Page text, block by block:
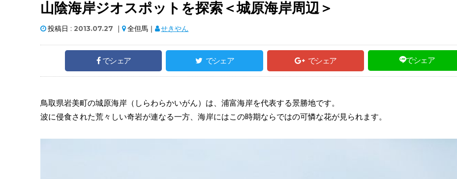
山陰海岸ジオスポットを探索＜城原海岸周辺＞
投稿日 : 2013.07.27 ｜ 全但馬｜ せきやん
でシェア でシェア でシェア でシェア
鳥取県岩美町の城原海岸（しらわらかいがん）は、浦富海岸を代表する景勝地です。
波に侵食された荒々しい奇岩が連なる一方、海岸にはこの時期ならではの可憐な花が見られます。